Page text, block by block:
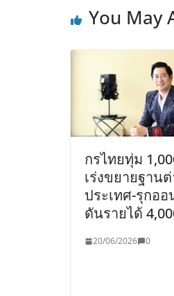
You May
กรไทยทุ่ม
เร่งขยายฐานต่
ประเทศ-รุกอ
ดันรายได้
20/06/2026 0